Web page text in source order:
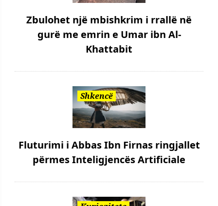
Zbulohet një mbishkrim i rrallë në
gurë me emrin e Umar ibn Al-
Khattabit
Shkencë
Fluturimi i Abbas Ibn Firnas ringjallet
përmes Inteligjencës Artificiale